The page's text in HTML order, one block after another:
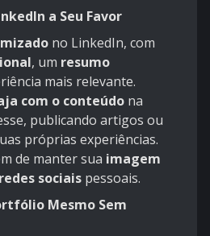
a Seu Favor
no LinkedIn, com
, um resumo
mais relevante.
com o conteúdo na
publicando artigos ou
próprias experiências.
de manter sua imagem
sociais pessoais.
Mesmo Sem